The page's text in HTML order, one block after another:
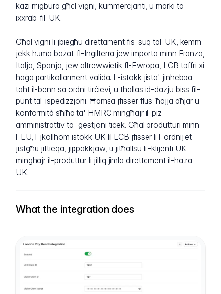
każi miġbura għal vigni, kummerċjanti, u marki tal-
ixxrabi fil-UK.
Għal vigni li jbiegħu direttament fis-suq tal-UK, kemm
jekk huma bażati fl-Ingilterra jew importa minn Franza,
Italja, Spanja, jew altrewwietik fl-Ewropa, LCB toffri xi
ħaġa partikollarment valida. L-istokk jista' jinħebba
taħt il-benn sa ordni tirċievi, u tħallas id-dazju biss fil-
punt tal-ispedizzjoni. Ħamsa jfisser flus-ħajja aħjar u
konformità sħiħa ta' HMRC mingħajr il-piż
amministrattiv tal-ġestjoni tiċek. Għal produtturi minn
l-EU, li jkollhom istokk UK lil LCB jfisser li l-ordnijiet
jistgħu jittieqa, jippakkjaw, u jitħallsu lil-klijenti UK
mingħajr il-produttur li jilliq jimla direttament il-ħatra
UK.
What the integration does